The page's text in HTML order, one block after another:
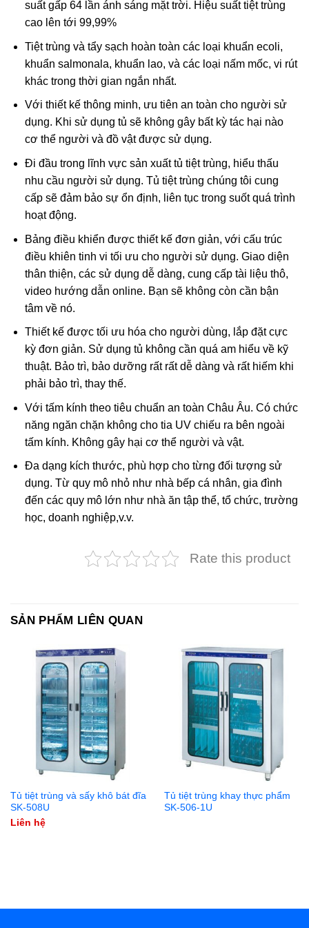
suất gấp 64 lần ánh sáng mặt trời. Hiệu suất tiệt trùng
cao lên tới 99,99%
Tiệt trùng và tẩy sạch hoàn toàn các loại khuẩn ecoli,
khuẩn salmonala, khuẩn lao, và các loại nấm mốc, vi rút
khác trong thời gian ngắn nhất.
Với thiết kế thông minh, ưu tiên an toàn cho người sử
dụng. Khi sử dụng tủ sẽ không gây bất kỳ tác hại nào
cơ thể người và đồ vật được sử dụng.
Đi đầu trong lĩnh vực sản xuất tủ tiệt trùng, hiểu thấu
nhu cầu người sử dụng. Tủ tiệt trùng chúng tôi cung
cấp sẽ đảm bảo sự ổn định, liên tục trong suốt quá trình
hoạt động.
Bảng điều khiển được thiết kế đơn giản, với cấu trúc
điều khiên tinh vi tối ưu cho người sử dụng. Giao diện
thân thiện, các sử dụng dễ dàng, cung cấp tài liệu thô,
video hướng dẫn online. Bạn sẽ không còn cần bận
tâm về nó.
Thiết kế được tối ưu hóa cho người dùng, lắp đặt cực
kỳ đơn giản. Sử dụng tủ không cần quá am hiểu về kỹ
thuật. Bảo trì, bảo dưỡng rất rất dễ dàng và rất hiếm khi
phải bảo trì, thay thế.
Với tấm kính theo tiêu chuẩn an toàn Châu Âu. Có chức
năng ngăn chặn không cho tia UV chiếu ra bên ngoài
tấm kính. Không gây hại cơ thể người và vật.
Đa dạng kích thước, phù hợp cho từng đối tượng sử
dụng. Từ quy mô nhỏ như nhà bếp cá nhân, gia đình
đến các quy mô lớn như nhà ăn tập thể, tổ chức, trường
học, doanh nghiệp,v.v.
Rate this product
SẢN PHẨM LIÊN QUAN
Tủ tiệt trùng và sấy khô bát đĩa
SK-508U
Liên hệ
Tủ tiệt trùng khay thực phẩm
SK-506-1U